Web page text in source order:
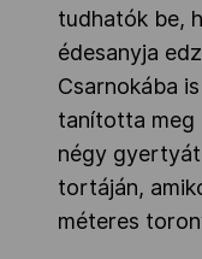
tudhatók be,
édesanyja
Csarnokába
tanította meg
négy
tortáján,
méteres